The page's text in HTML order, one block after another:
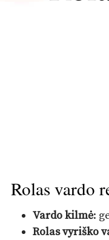
Rolas vardo
Vardo kilmė:
Rolas vyriško